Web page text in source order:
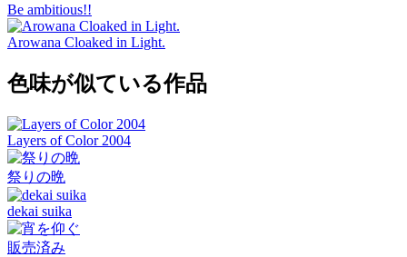
Be ambitious!!
Arowana Cloaked in Light.
色味が似ている作品
Layers of Color 2004
祭りの晩
dekai suika
販売済み